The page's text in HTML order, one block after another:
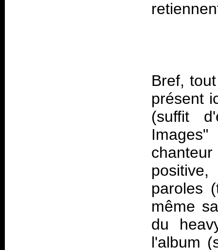
Bref,
présent
(suffit
paroles
même
du
l'album